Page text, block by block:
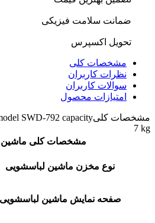
ضمانت سلامت فیزیکی
تحویل اکسپرس
مشخصات کلی
نظرات کاربران
سوالات کاربران
امتیازات محصول
مشخصات کلیSWD-792 capacity
7 kg
مشخصات کلی ماشین
نوع مخزن ماشین لباسشویی
صفحه نمایش ماشین لباسشویی